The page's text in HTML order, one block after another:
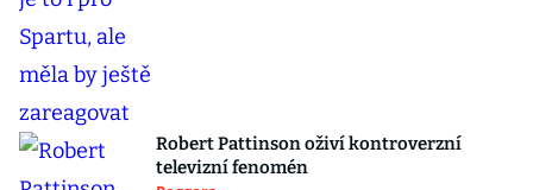
Robert Pattinson oživí kontroverzní
televizní fenomén